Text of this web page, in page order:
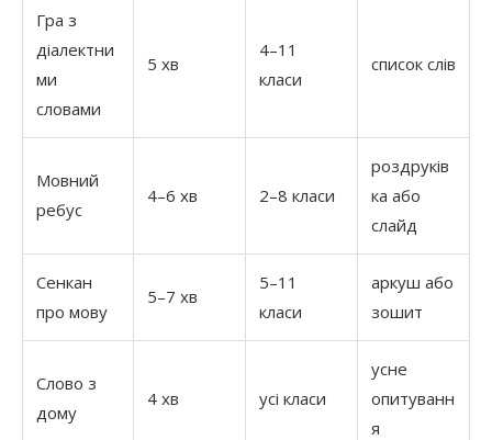
Гра з
діалектни
ми
словами
5 хв
4–11
класи
список слів
Мовний
ребус
4–6 хв 2–8 класи
роздруків
ка або
слайд
Сенкан
про мову
5–7 хв
5–11
класи
аркуш або
зошит
Слово з
дому
4 хв усі класи
усне
опитуванн
я